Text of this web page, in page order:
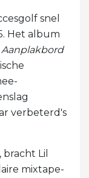
snel
Het album
Aanplakbord
verbeterd's
Lil
mixtape-